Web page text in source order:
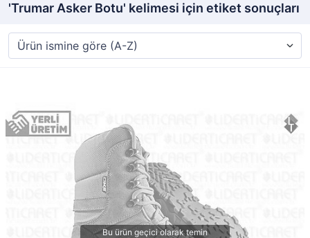
'Trumar Asker Botu' kelimesi için etiket sonuçları